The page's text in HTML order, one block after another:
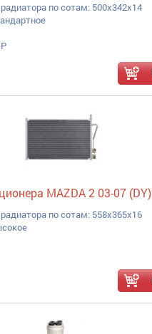
по сотам: 500x342x14
MAZDA 2 03-07 (DY)
по сотам: 558x365x16